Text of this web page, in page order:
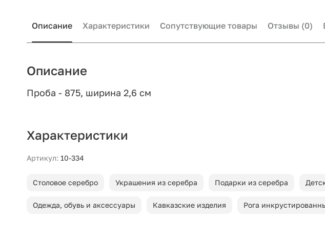
Описание Характеристики Сопутствующие товары Отзывы (0)
Описание
Проба - 875, ширина 2,6 см
Характеристики
Артикул: 10-334
Столовое серебро Украшения из серебра Подарки из серебра
Одежда, обувь и аксессуары Кавказские изделия Рога